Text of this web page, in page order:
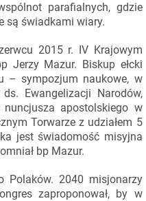
parafialnych, gdzie
są świadkami wiary.
2015 r. IV Krajowym
Jerzy Mazur. Biskup ełcki
– sympozjum naukowe, w
Ewangelizacji Narodów,
apostolskiego w
Torwarze z udziałem 5
jest świadomość misyjna
bp Mazur.
Polaków. 2040 misjonarzy
zaproponował, by w